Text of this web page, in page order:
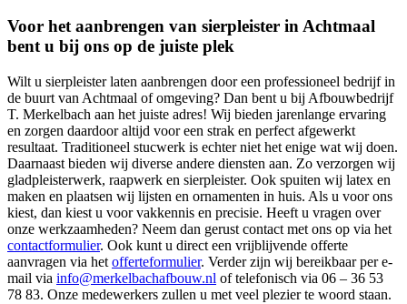
Voor het aanbrengen van sierpleister in Achtmaal
bent u bij ons op de juiste plek
Wilt u sierpleister laten aanbrengen door een professioneel bedrijf in
de buurt van Achtmaal of omgeving? Dan bent u bij Afbouwbedrijf
T. Merkelbach aan het juiste adres! Wij bieden jarenlange ervaring
en zorgen daardoor altijd voor een strak en perfect afgewerkt
resultaat. Traditioneel stucwerk is echter niet het enige wat wij doen.
Daarnaast bieden wij diverse andere diensten aan. Zo verzorgen wij
gladpleisterwerk, raapwerk en sierpleister. Ook spuiten wij latex en
maken en plaatsen wij lijsten en ornamenten in huis. Als u voor ons
kiest, dan kiest u voor vakkennis en precisie. Heeft u vragen over
onze werkzaamheden? Neem dan gerust contact met ons op via het
contactformulier. Ook kunt u direct een vrijblijvende offerte
aanvragen via het offerteformulier. Verder zijn wij bereikbaar per e-
mail via info@merkelbachafbouw.nl of telefonisch via 06 – 36 53
78 83. Onze medewerkers zullen u met veel plezier te woord staan.